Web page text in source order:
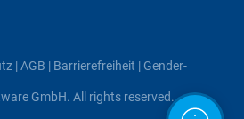
|AGB | Barrierefreiheit | Gender-
GmbH. All rights reserved.